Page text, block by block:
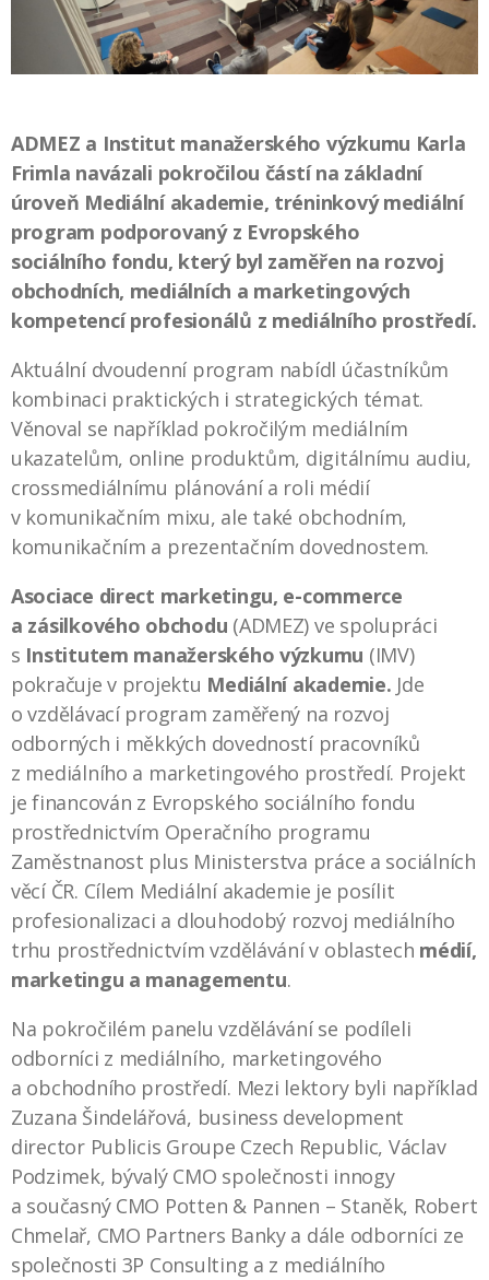
ADMEZ a Institut manažerského výzkumu Karla
Frimla navázali pokročilou částí na základní
úroveň Mediální akademie, tréninkový mediální
program podporovaný z Evropského
sociálního fondu, který byl zaměřen na rozvoj
obchodních, mediálních a marketingových
kompetencí profesionálů z mediálního prostředí.
Aktuální dvoudenní program nabídl účastníkům
kombinaci praktických i strategických témat.
Věnoval se například pokročilým mediálním
ukazatelům, online produktům, digitálnímu audiu,
crossmediálnímu plánování a roli médií
v komunikačním mixu, ale také obchodním,
komunikačním a prezentačním dovednostem.
Asociace direct marketingu, e-commerce
a zásilkového obchodu (ADMEZ) ve spolupráci
s Institutem manažerského výzkumu (IMV)
pokračuje v projektu Mediální akademie. Jde
o vzdělávací program zaměřený na rozvoj
odborných i měkkých dovedností pracovníků
z mediálního a marketingového prostředí. Projekt
je financován z Evropského sociálního fondu
prostřednictvím Operačního programu
Zaměstnanost plus Ministerstva práce a sociálních
věcí ČR. Cílem Mediální akademie je posílit
profesionalizaci a dlouhodobý rozvoj mediálního
trhu prostřednictvím vzdělávání v oblastech médií,
marketingu a managementu.
Na pokročilém panelu vzdělávání se podíleli
odborníci z mediálního, marketingového
a obchodního prostředí. Mezi lektory byli například
Zuzana Šindelářová, business development
director Publicis Groupe Czech Republic, Václav
Podzimek, bývalý CMO společnosti innogy
a současný CMO Potten & Pannen – Staněk, Robert
Chmelař, CMO Partners Banky a dále odborníci ze
společnosti 3P Consulting a z mediálního